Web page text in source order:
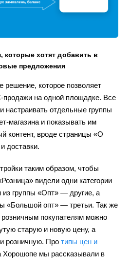
которые хотят добавить в
предложения
решение, которое позволяет
на одной площадке. Все
настраивать отдельные группы
магазина и показывать им
контент, вроде страницы «О
доставки.
таким образом, чтобы
видели одни категории
из группы «Опт» — другие, а
«Большой опт» — третьи. Так же
покупателям можно
старую и новую цену, а
розничную. Про типы цен и
Хорошопе мы рассказывали в